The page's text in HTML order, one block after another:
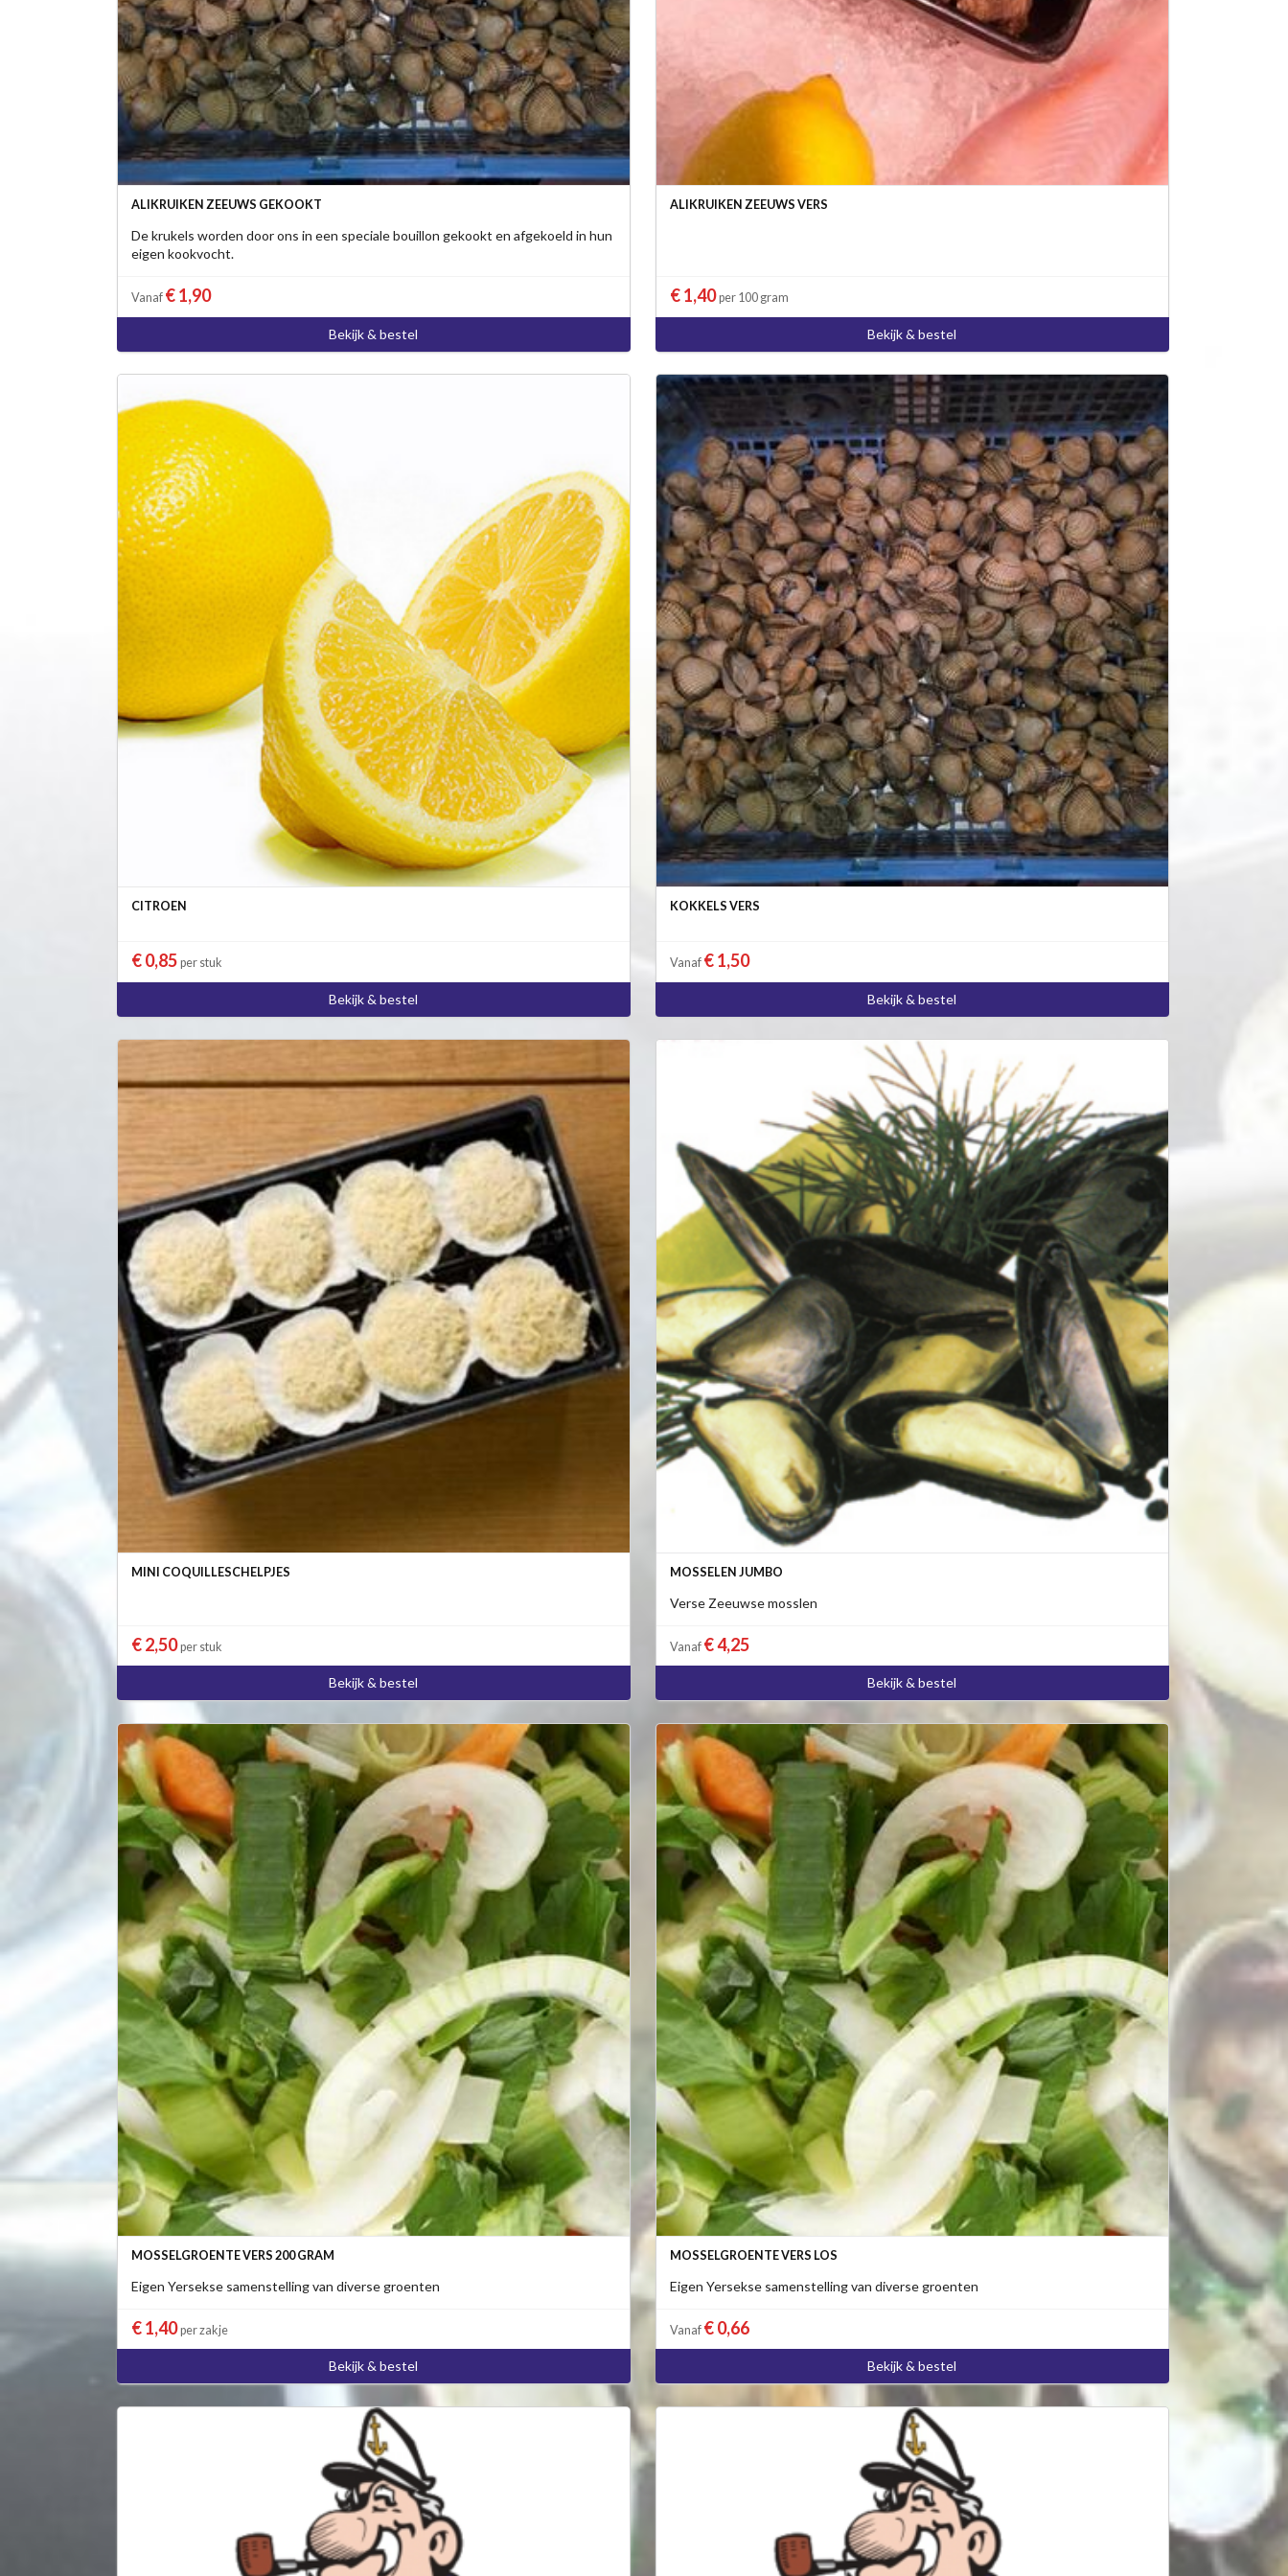
ALIKRUIKEN ZEEUWS GEKOOKT
De krukels worden door ons in een speciale bouillon gekookt en afgekoeld in hun
eigen kookvocht.
Vanaf € 1,90
Bekijk & bestel
ALIKRUIKEN ZEEUWS VERS
€ 1,40per 100 gram
Bekijk & bestel
CITROEN
€ 0,85 per stuk
Bekijk & bestel
KOKKELS VERS
Vanaf € 1,50
Bekijk & bestel
MINI COQUILLESCHELPJES
€ 2,50per stuk
Bekijk & bestel
MOSSELEN JUMBO
Verse Zeeuwse mosslen
Vanaf € 4,25
Bekijk & bestel
MOSSELGROENTE VERS 200 GRAM
Eigen Yersekse samenstelling van diverse groenten
€ 1,40per zakje
Bekijk & bestel
MOSSELGROENTE VERS LOS
Eigen Yersekse samenstelling van diverse groenten
Vanaf € 0,66
Bekijk & bestel